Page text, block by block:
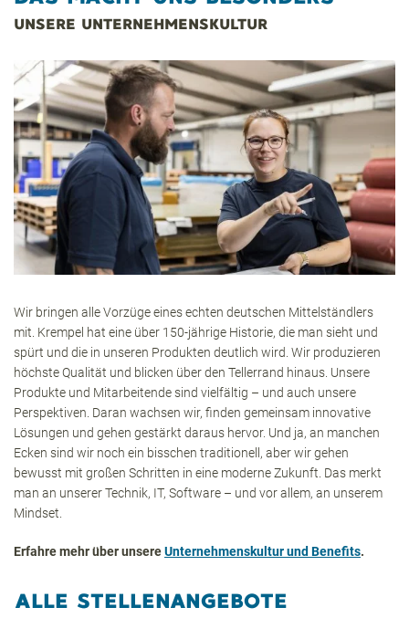
UNSERE UNTERNEHMENSKULTUR
Wir bringen alle Vorzüge eines echten deutschen Mittelständlers
mit. Krempel hat eine über 150-jährige Historie, die man sieht und
spürt und die in unseren Produkten deutlich wird. Wir produzieren
höchste Qualität und blicken über den Tellerrand hinaus. Unsere
Produkte und Mitarbeitende sind vielfältig – und auch unsere
Perspektiven. Daran wachsen wir, finden gemeinsam innovative
Lösungen und gehen gestärkt daraus hervor. Und ja, an manchen
Ecken sind wir noch ein bisschen traditionell, aber wir gehen
bewusst mit großen Schritten in eine moderne Zukunft. Das merkt
man an unserer Technik, IT, Software – und vor allem, an unserem
Mindset.
Erfahre mehr über unsereUnternehmenskultur und Benefits.
ALLE STELLENANGEBOTE